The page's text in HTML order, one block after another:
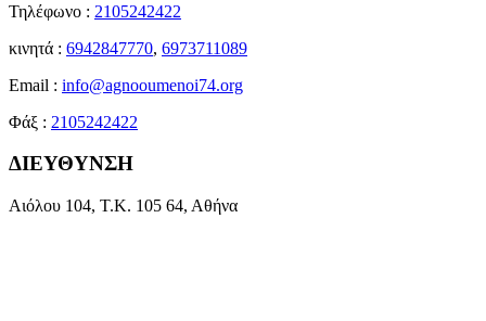
Τηλέφωνο : 2105242422
κινητά : 6942847770, 6973711089
Email : info@agnooumenoi74.org
Φάξ : 2105242422
ΔΙΕΥΘΥΝΣΗ
Αιόλου 104, Τ.Κ. 105 64, Αθήνα